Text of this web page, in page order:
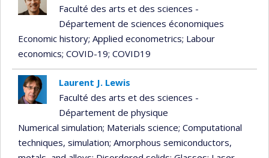
Faculté des arts et des sciences -
Département de sciences économiques
Economic history; Applied econometrics; Labour
economics; COVID-19; COVID19
Laurent J. Lewis
Faculté des arts et des sciences -
Département de physique
Numerical simulation; Materials science; Computational
techniques, simulation; Amorphous semiconductors,